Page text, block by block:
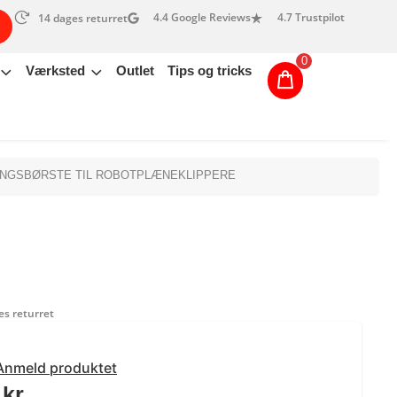
14 dages returret 4.4 Google Reviews 4.7 Trustpilot
Værksted Outlet Tips og tricks
0
TIL ROBOTPLÆNEKLIPPERE
returret
produktet